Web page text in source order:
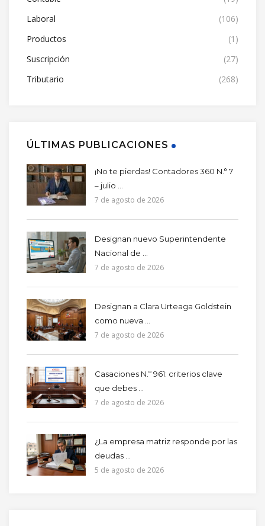
Laboral
(106)
Productos
(1)
Suscripción
(27)
Tributario
(268)
ÚLTIMAS PUBLICACIONES
¡No te pierdas! Contadores 360 N.° 7
– julio ...
7 de agosto de 2026
Designan nuevo Superintendente
Nacional de ...
7 de agosto de 2026
Designan a Clara Urteaga Goldstein
como nueva ...
7 de agosto de 2026
Casaciones N.º 961: criterios clave
que debes ...
7 de agosto de 2026
¿La empresa matriz responde por las
deudas ...
5 de agosto de 2026